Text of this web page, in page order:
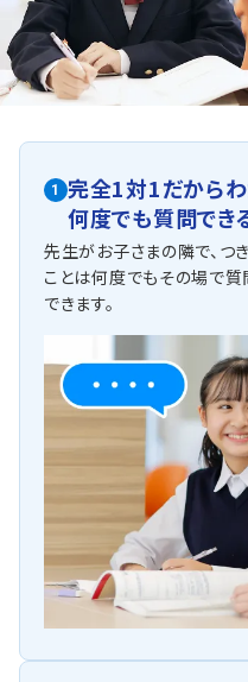
2学期制で、自習室が
入試問題を意識して
いった問題も出題され
正確性」が求められて
を何度も解くなど、
英語と数学は、学力
別学習が行われていま
ない生徒に教えるとい
多様な学びが展開され
他にも以下の学校に対
《公立一貫校》
市立稲毛高校附属中学校
《私立一貫校》
渋谷教育学園幕張中学校
専修大学松戸中学校 成田高
学校 八千代松陰中学校 日
早稲田中学校 海城中学校
子学院中等部 女子学院中
普連土学園中学校 十文字中
《公立校》
1
完全1対1だから
何度でも質問でき
先生がお子さまの隣で、つ
ことは何度でもその場で
できます。